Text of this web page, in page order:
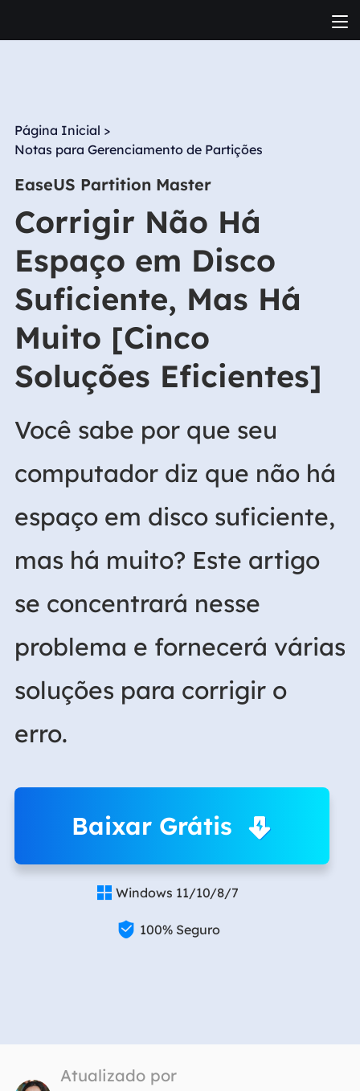
Página Inicial >
Notas para Gerenciamento de Partições
EaseUS Partition Master
Corrigir Não Há
Espaço em Disco
Suficiente, Mas Há
Muito [Cinco
Soluções Eficientes]
Você sabe por que seu
computador diz que não há
espaço em disco suficiente,
mas há muito? Este artigo
se concentrará nesse
problema e fornecerá várias
soluções para corrigir o
erro.
Baixar Grátis
 Windows 11/10/8/7
 100% Seguro
Atualizado por